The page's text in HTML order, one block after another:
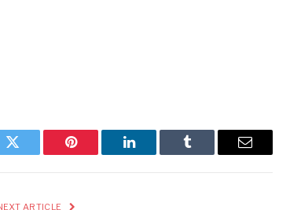
Twitter Pinterest LinkedIn Tumblr Email
ARTICLE